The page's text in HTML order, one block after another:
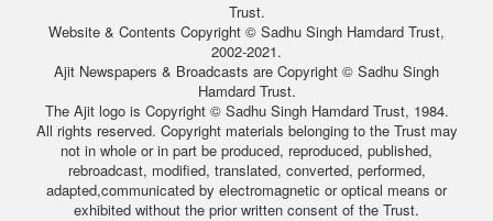
Trust.
Website & Contents Copyright © Sadhu Singh Hamdard Trust,
2002-2021.
Ajit Newspapers & Broadcasts are Copyright © Sadhu Singh
Hamdard Trust.
The Ajit logo is Copyright © Sadhu Singh Hamdard Trust, 1984.
All rights reserved. Copyright materials belonging to the Trust may
not in whole or in part be produced, reproduced, published,
rebroadcast, modified, translated, converted, performed,
adapted,communicated by electromagnetic or optical means or
exhibited without the prior written consent of the Trust.